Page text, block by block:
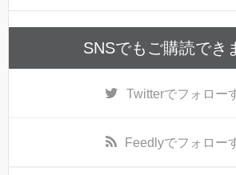
SNSでもご購読でき
Twitterでフォロー
Feedlyでフォロー